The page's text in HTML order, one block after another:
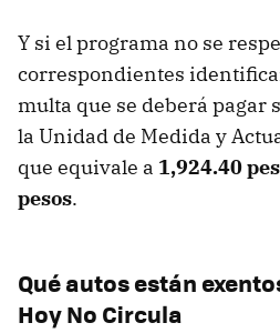
Y si el programa no se
correspondientes
multa que se deberá pagar
la Unidad de Medida y
que equivale a 1,924.40
pesos.
Qué autos están
Hoy No Circula